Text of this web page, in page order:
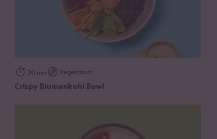
30 min Vegetarisch
Crispy Blumenkohl Bowl